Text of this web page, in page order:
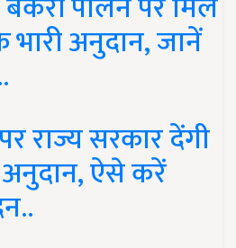
अनुदान, जानें
राज्य सरकार देंगी
ऐसे करें